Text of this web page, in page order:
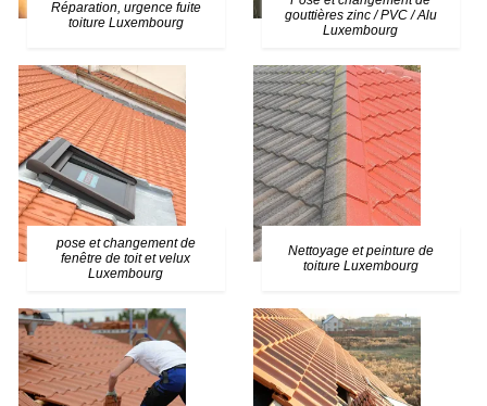
Réparation, urgence fuite
toiture Luxembourg
gouttières zinc / PVC / Alu
Luxembourg
pose et changement de
fenêtre de toit et velux
Luxembourg
Nettoyage et peinture de
toiture Luxembourg